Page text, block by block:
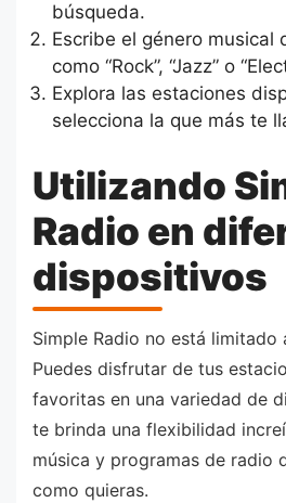
búsqueda.
Escribe el género musical
como “Rock”, “Jazz” o
Explora las estaciones
selecciona la que más te
Utilizando
Radio en
dispositivos
Simple Radio no está limitado
Puedes disfrutar de tus
favoritas en una variedad de
te brinda una flexibilidad
música y programas de radio
como quieras.